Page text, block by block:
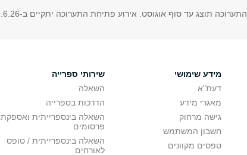
התערוכה תוצג עד סוף אוגוסט. אירוע פתיחת התערוכה יתקיים ב-19.6.26.
מידע שימושי
דעת"א
מאגרי מידע
גישה מרחוק
חשבון המשתמש
טפסים מקוונים
שירותי ספרייה
השאלה
הדרכות בספרייה
השאלה בינספרייתית ואספקת
פרסומים
השאלה בינספרייתית / טופס
לאורחים